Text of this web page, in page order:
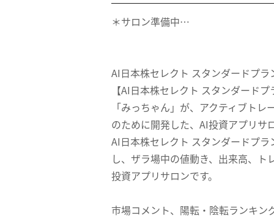
＊サロン準備中…
AI日本株セレクト スタンダードプラ
【AI日本株セレクト スタンダード
「みっちゃん」が、アクティブト
のために開発した、AI投資アプリサ
AI日本株セレクト スタンダードプ
し、ザラ場中の値動き、出来高、
投資アプリサロンです。
市場コメント、陽転・陰転ランキ